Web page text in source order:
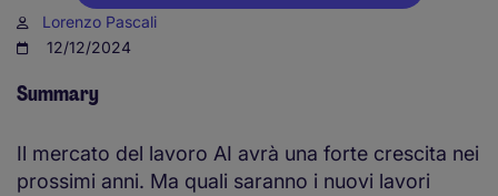
Lorenzo Pascali
12/12/2024
Summary
Il mercato del lavoro AI avrà una forte crescita nei
prossimi anni. Ma quali saranno i nuovi lavori